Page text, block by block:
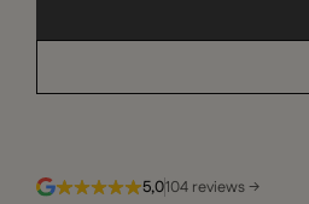
5,0104 reviews →